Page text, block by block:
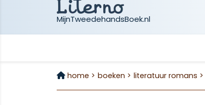
MijnTweedehandsBoek.nl
home > boeken > literatuur romans >